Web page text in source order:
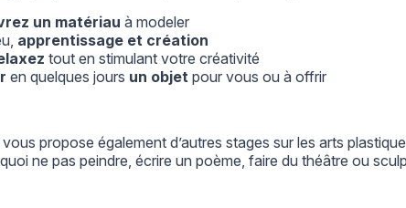
un matériau à modeler
apprentissage et création
tout en stimulant votre créativité
en quelques jours un objet pour vous ou à offrir
vous propose également d’autres stages sur les arts
ne pas peindre, écrire un poème, faire du théâtre ou